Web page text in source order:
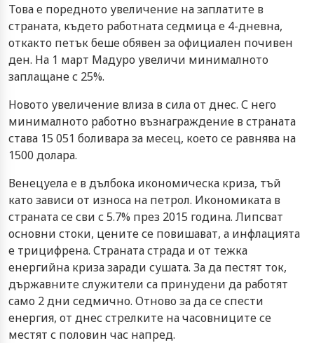
Това е поредното увеличение на заплатите в
страната, където работната седмица е 4-дневна,
откакто петък беше обявен за официален почивен
ден. На 1 март Мадуро увеличи минималното
заплащане с 25%.
Новото увеличение влиза в сила от днес. С него
минималното работно възнаграждение в страната
става 15 051 боливара за месец, което се равнява на
1500 долара.
Венецуела е в дълбока икономическа криза, тъй
като зависи от износа на петрол. Икономиката в
страната се сви с 5.7% през 2015 година. Липсват
основни стоки, цените се повишават, а инфлацията
е трицифрена. Страната страда и от тежка
енергийна криза заради сушата. За да пестят ток,
държавните служители са принудени да работят
само 2 дни седмично. Отново за да се спести
енергия, от днес стрелките на часовниците се
местят с половин час напред.